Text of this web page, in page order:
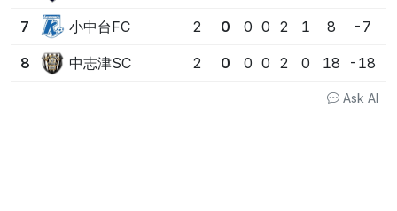
担当: ラジオ風の語り部
AI解説について
7 小中台FC 2 0 0 0 2 1 8 -7
8 中志津SC 2 0 0 0 2 0 18 -18
Ask AI